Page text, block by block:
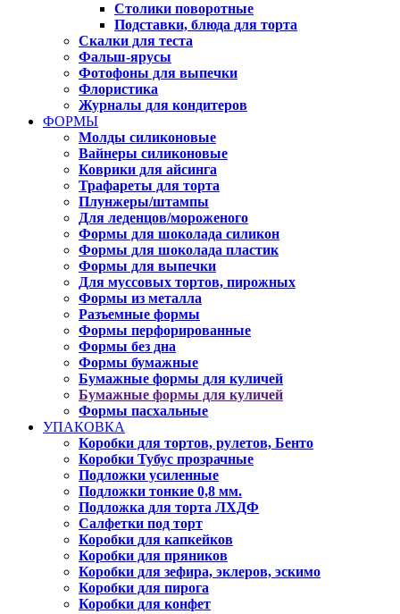
Столики поворотные
Подставки, блюда для торта
Скалки для теста
Фальш-ярусы
Фотофоны для выпечки
Флористика
Журналы для кондитеров
ФОРМЫ
Молды силиконовые
Вайнеры силиконовые
Коврики для айсинга
Трафареты для торта
Плунжеры/штампы
Для леденцов/мороженого
Формы для шоколада силикон
Формы для шоколада пластик
Формы для выпечки
Для муссовых тортов, пирожных
Формы из металла
Разъемные формы
Формы перфорированные
Формы без дна
Формы бумажные
Бумажные формы для куличей
Бумажные формы для куличей
Формы пасхальные
УПАКОВКА
Коробки для тортов, рулетов, Бенто
Коробки Тубус прозрачные
Подложки усиленные
Подложки тонкие 0,8 мм.
Подложка для торта ЛХДФ
Салфетки под торт
Коробки для капкейков
Коробки для пряников
Коробки для зефира, эклеров, эскимо
Коробки для пирога
Коробки для конфет